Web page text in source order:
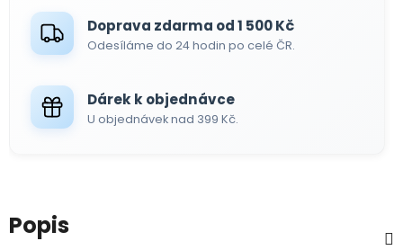
Doprava zdarma od 1 500 Kč
Odesíláme do 24 hodin po celé ČR.
Dárek k objednávce
U objednávek nad 399 Kč.
Popis